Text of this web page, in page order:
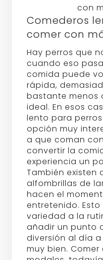
Comederos
comer con
Hay perros que
cuando eso
comida puede
rápida,
bastante menos
ideal. En esos
lento para
opción muy
a que coman
convertir la
experiencia un
También existen
alfombrillas de
hacen el
entretenido.
variedad a la
añadir un punto
diversión al día
muy bien.